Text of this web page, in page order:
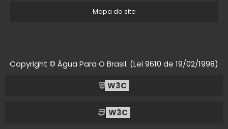
Mapa do site
Copyright © Água Para O Brasil. (Lei 9610 de 19/02/1998)
W3C
W3C